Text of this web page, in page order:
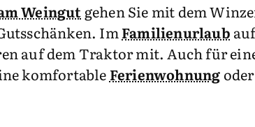
Weingut gehen Sie mit dem
ImFamilienurlaub
auf dem Traktor mit. Auch für
komfortable Ferienwohnung